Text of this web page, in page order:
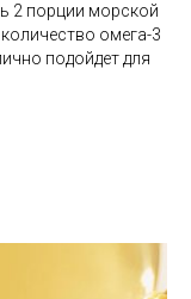
2 порции морской
омега-3
подойдет для